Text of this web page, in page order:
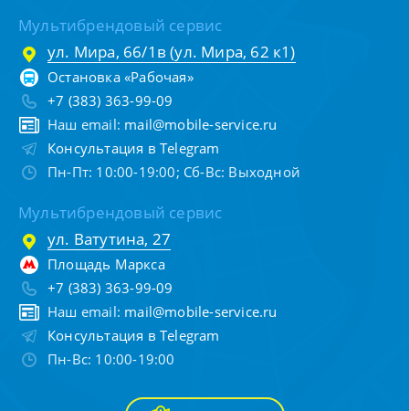
Мультибрендовый сервис
ул. Мира, 66/1в (ул. Мира, 62 к1)
Остановка «Рабочая»
+7 (383) 363-99-09
Наш email: mail@mobile-service.ru
Консультация в Telegram
Пн-Пт: 10:00-19:00; Сб-Вс: Выходной
Мультибрендовый сервис
ул. Ватутина, 27
Площадь Маркса
+7 (383) 363-99-09
Наш email: mail@mobile-service.ru
Консультация в Telegram
Пн-Вс: 10:00-19:00